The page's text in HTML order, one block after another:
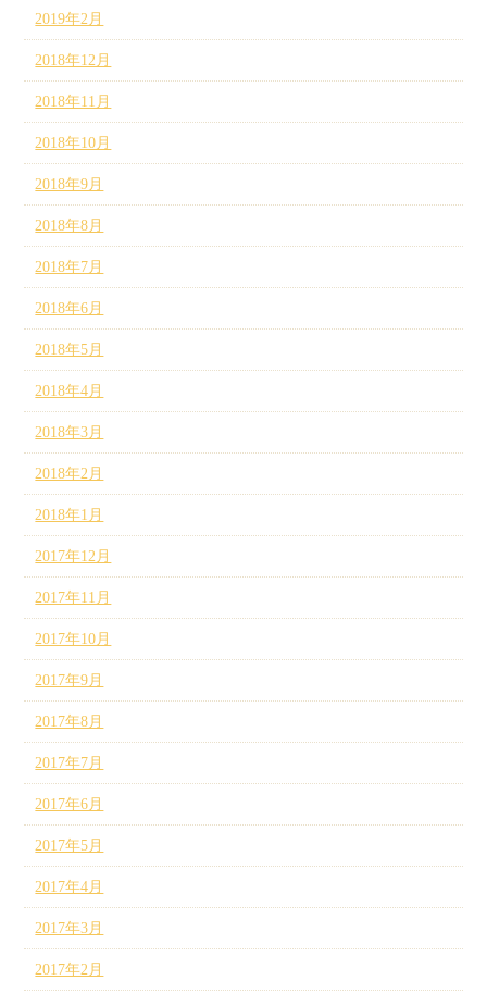
2019年2月
2018年12月
2018年11月
2018年10月
2018年9月
2018年8月
2018年7月
2018年6月
2018年5月
2018年4月
2018年3月
2018年2月
2018年1月
2017年12月
2017年11月
2017年10月
2017年9月
2017年8月
2017年7月
2017年6月
2017年5月
2017年4月
2017年3月
2017年2月